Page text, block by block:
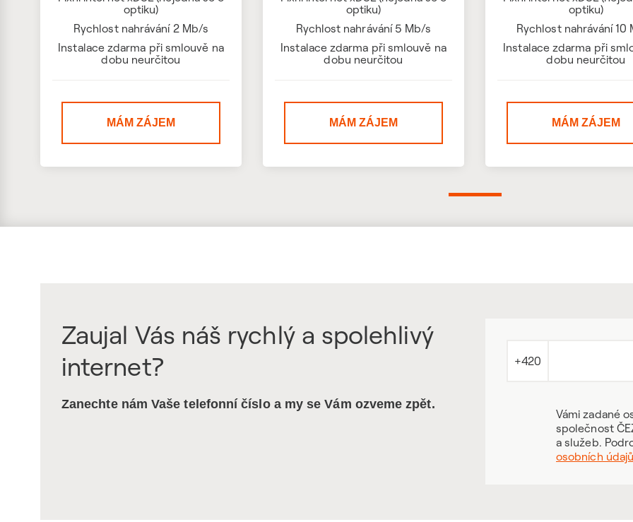
optiku)
Rychlost nahrávání 2 Mb/s
Instalace zdarma při smlouvě na
dobu neurčitou
MÁM ZÁJEM
optiku)
Rychlost nahrávání 5 Mb/s
Instalace zdarma při smlouvě na
dobu neurčitou
MÁM ZÁJEM
optiku)
Rychlost nahrávání 10
Instalace zdarma při
dobu neurčitou
MÁM ZÁJEM
Zaujal Vás náš rychlý a spolehlivý
internet?
Zanechte nám Vaše telefonní číslo a my se Vám ozveme zpět.
+420
Vámi zadané
společnost
a služeb.
osobních údajů